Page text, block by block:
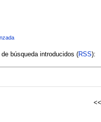
búsqueda introducidos (RSS):
<<